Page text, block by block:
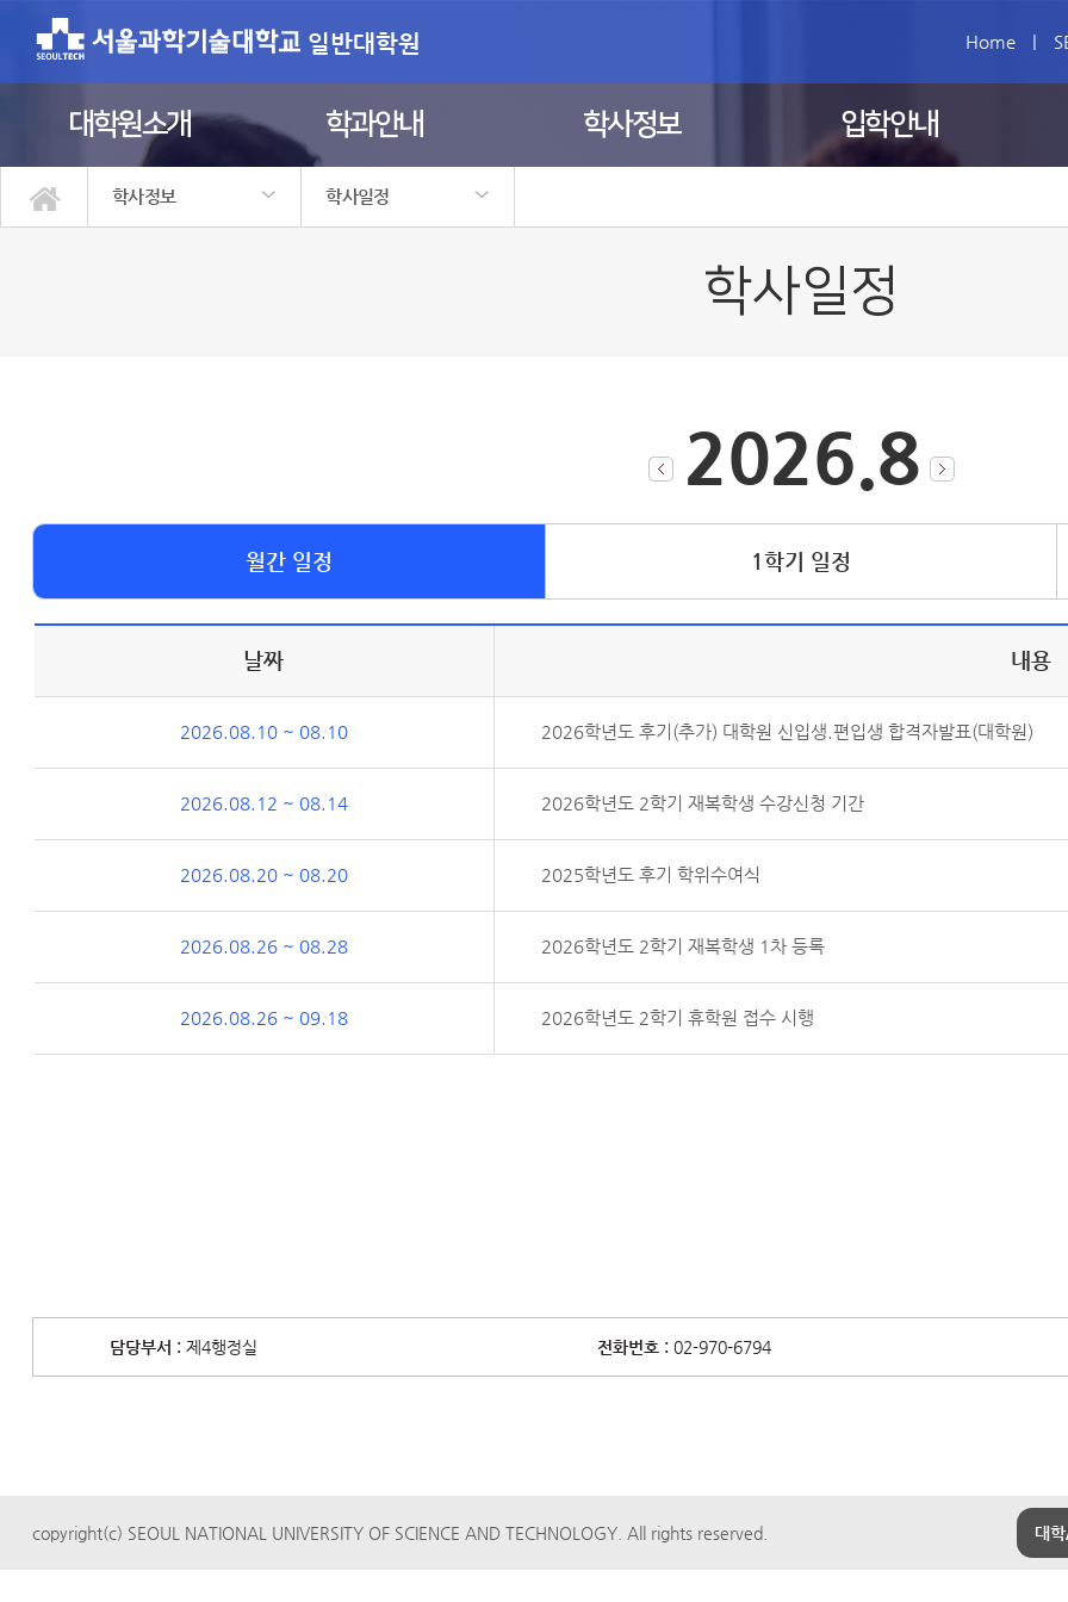
일반대학원 Home |
대학원소개 학과안내 학사정보 입학안내
학사정보
대학원소개
학과안내
학사정보
입학안내
정보광장
원우회
학사일정
학사일정
대학원학사
수강신청 안내
장학제도 안내
학위과정 이수 안내
대학원생 권리장전
학위논문제출자격시험 안내
학사일정
2026.8
월간 일정 1학기 일정
날짜 내용
2026.08.10 ~ 08.10 2026학년도 후기(추가) 대학원 신입생.편입생 합격자발표(대학원)
2026.08.12 ~ 08.14 2026학년도 2학기 재복학생 수강신청 기간
2026.08.20 ~ 08.20 2025학년도 후기 학위수여식
2026.08.26 ~ 08.28 2026학년도 2학기 재복학생 1차 등록
2026.08.26 ~ 09.18 2026학년도 2학기 휴학원 접수 시행
담당부서 : 제4행정실 전화번호 : 02-970-6794
copyright(c) SEOUL NATIONAL UNIVERSITY OF SCIENCE AND TECHNOLOGY. All rights reserved. 대